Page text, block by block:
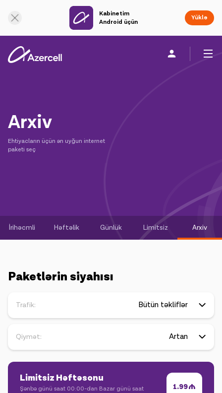
Kabinetim
Android üçün
Yüklə
akart
Azercell-li ol
Kampaniyalar
Arxiv
Ehtiyacların üçün ən uyğun internet
paketi seç
İrihəcmli Həftəlik Günlük Limitsiz Arxiv
Paketlərin siyahısı
Trafik:
Qiymət:
Limitsiz Həftəsonu
Şənbə günü saat 00:00-dan Bazar günü saat
1.99
Onlayn dəstək